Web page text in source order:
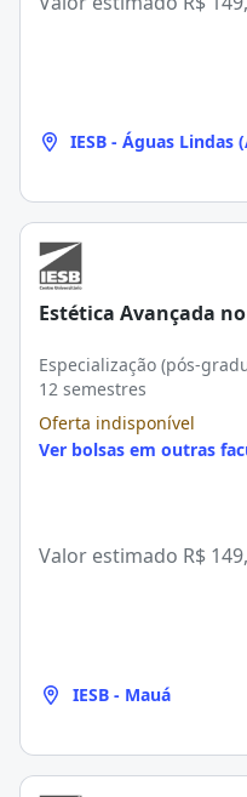
IESB - Águas Lindas
Estética Avançada no
Especialização (pós-
12 semestres
Oferta indisponível
Ver bolsas em outras
Valor estimado R$
IESB - Mauá